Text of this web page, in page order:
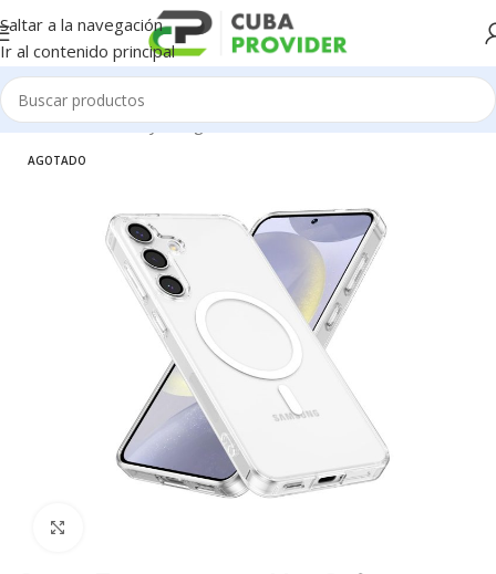
Saltar a la navegación
Ir al contenido principal
Inicio/Accesorios y Gadgets/Forros de Celulares
AGOTADO